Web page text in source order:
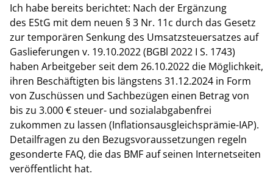
Ich habe bereits berichtet: Nach der Ergänzung
des EStG mit dem neuen § 3 Nr. 11c durch das Gesetz
zur temporären Senkung des Umsatzsteuersatzes auf
Gaslieferungen v. 19.10.2022 (BGBl 2022 I S. 1743)
haben Arbeitgeber seit dem 26.10.2022 die Möglichkeit,
ihren Beschäftigten bis längstens 31.12.2024 in Form
von Zuschüssen und Sachbezügen einen Betrag von
bis zu 3.000 € steuer- und sozialabgabenfrei
zukommen zu lassen (Inflationsausgleichsprämie-IAP).
Detailfragen zu den Bezugsvoraussetzungen regeln
gesonderte FAQ, die das BMF auf seinen Internetseiten
veröffentlicht hat.